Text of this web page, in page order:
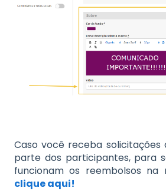
Caso você receba
parte dos participantes, para
funcionam os reembolsos na
clique aqui!